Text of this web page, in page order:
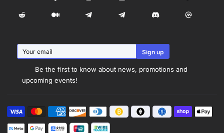
Be the first to know about news, promotions and
upcoming events!
Méthodes
Visa MasterAmericanDiscoverDiners